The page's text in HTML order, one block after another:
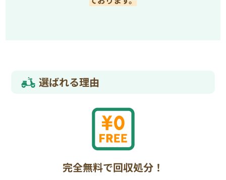
選ばれる理由
完全無料で回収処分！